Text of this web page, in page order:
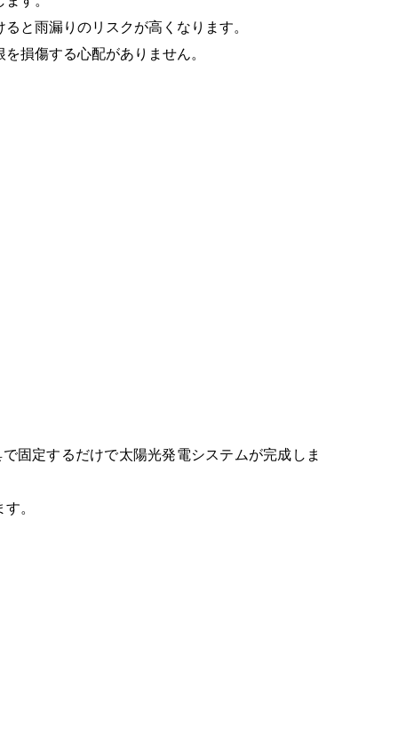
と雨漏りのリスクが高くなります。
を損傷する心配がありません。
固定するだけで太陽光発電システムが完成しま
。